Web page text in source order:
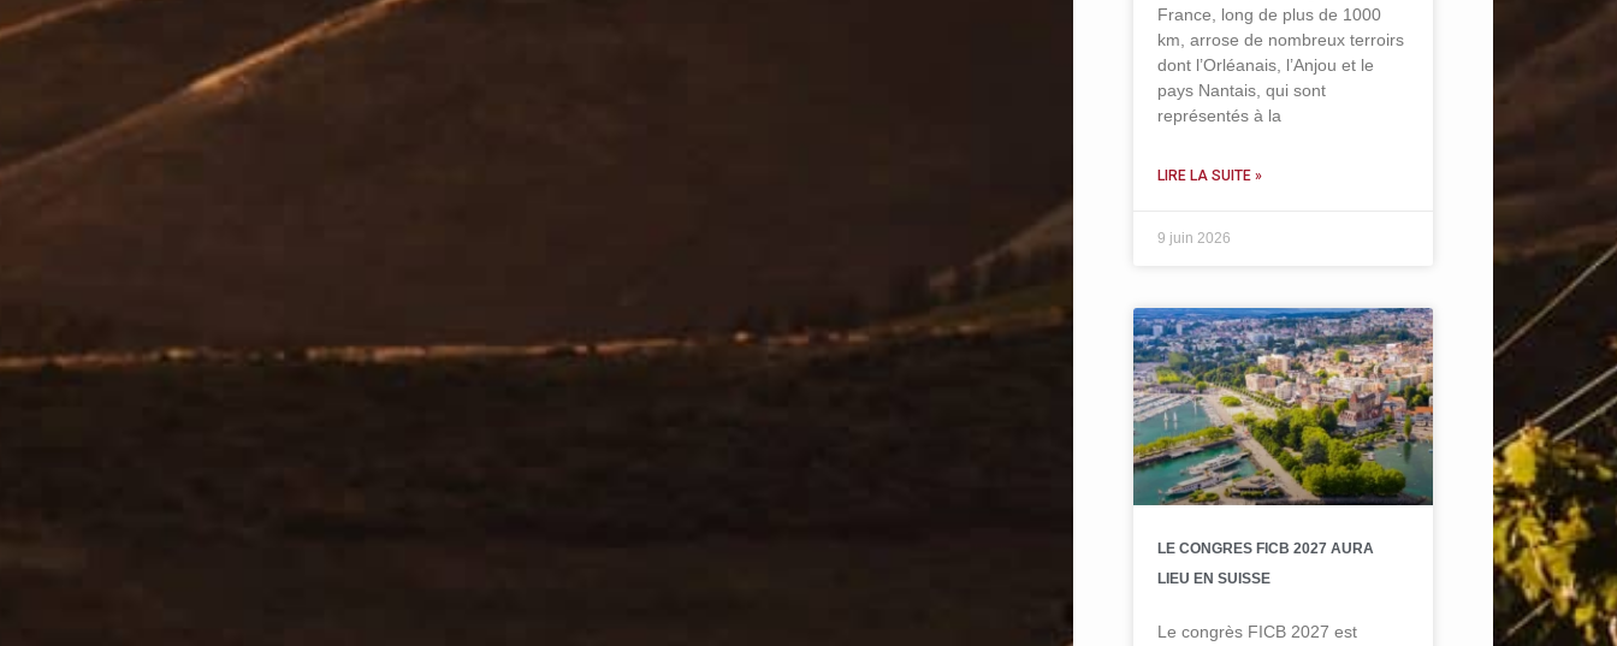
France, long de plus de 1000
km, arrose de nombreux terroirs
dont l’Orléanais, l’Anjou et le
pays Nantais, qui sont
représentés à la
LIRE LA SUITE »
9 juin 2026
LE CONGRES FICB 2027 AURA
LIEU EN SUISSE
Le congrès FICB 2027 est